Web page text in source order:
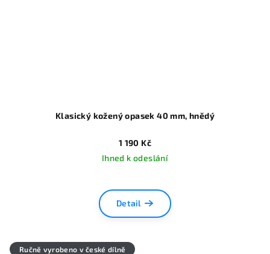
Klasický kožený opasek 40 mm, hnědý
1 190 Kč
Ihned k odeslání
Detail
Ručně vyrobeno v české dílně